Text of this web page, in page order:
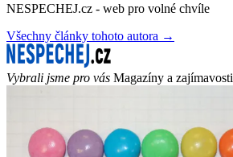
NESPECHEJ.cz - web pro volné chvíle
Všechny články tohoto autora →
Vybrali jsme pro vás Magazíny a zajímavosti